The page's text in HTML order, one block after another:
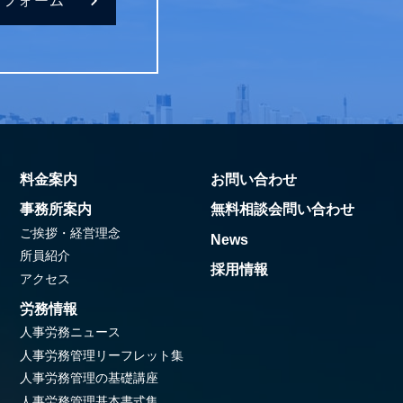
料金案内
事務所案内
ご挨拶・経営理念
所員紹介
アクセス
労務情報
人事労務ニュース
人事労務管理リーフレット集
人事労務管理の基礎講座
お問い合わせ
無料相談会問い合わせ
News
採用情報